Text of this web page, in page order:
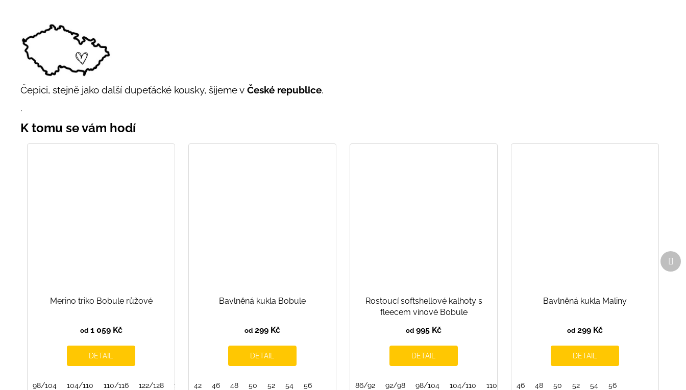
Čepici, stejně jako další dupeťácké kousky, šijeme v České republice.
.
Merino triko Bobule růžové
od1 059 Kč
DETAIL
98/104 104/110 110/116 122/128 128/134 134/140
Bavlněná kukla Bobule
od 299 Kč
DETAIL
42 46 48 50 52 54 56
Rostoucí softshellové kalhoty s
fleecem vínové Bobule
od 995 Kč
DETAIL
86/92 92/98 98/104 104/110 110/116 116/122 122/128 128/134
Bavlněná kukla Maliny
od 299 Kč
DETAIL
46 48 50 52 54 56